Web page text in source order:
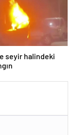
seyir halindeki